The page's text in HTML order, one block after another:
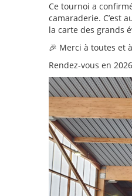
Ce tournoi a
camaraderie. C’est
la carte des grands
🎉 Merci à toutes et
Rendez-vous en